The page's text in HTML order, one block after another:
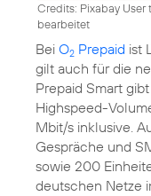
Credits: Pixabay User
bearbeitet
Bei O2 Prepaid ist
gilt auch für die
Prepaid Smart
Highspeed-
Mbit/s inklusive.
Gespräche und
sowie 200
deutschen Netze